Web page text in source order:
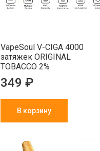
VapeSoul V-CIGA 4000
затяжек ORIGINAL
TOBACCO 2%
349 ₽
В корзину